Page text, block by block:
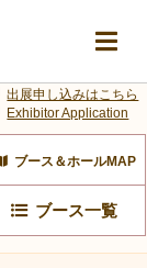
ブース＆ホールMAP
ブース一覧
出展申し込みはこちら
Exhibitor Application